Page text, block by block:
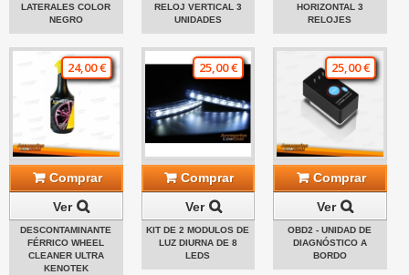
LATERALES COLOR
NEGRO
RELOJ VERTICAL 3
UNIDADES
HORIZONTAL 3
RELOJES
24,00 €
Comprar
Ver
DESCONTAMINANTE
FÉRRICO WHEEL
CLEANER ULTRA
KENOTEK
25,00 €
Comprar
Ver
KIT DE 2 MODULOS DE
LUZ DIURNA DE 8
LEDS
25,00 €
Comprar
Ver
OBD2 - UNIDAD DE
DIAGNÓSTICO A
BORDO